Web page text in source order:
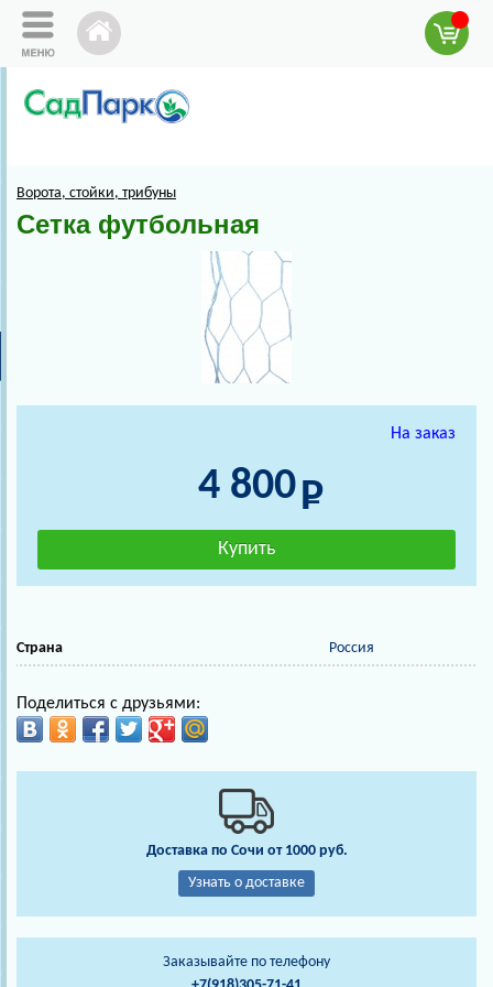
Ворота, стойки, трибуны
Сетка футбольная
На заказ
4 800
Страна Россия
Поделиться с друзьями:
Доставка по Сочи от 1000 руб.
Узнать о доставке
Заказывайте по телефону